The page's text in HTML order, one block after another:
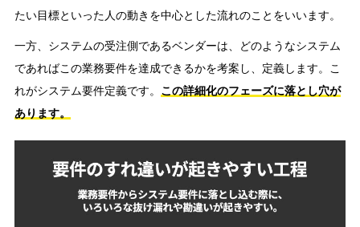
たい目標といった人の動きを中心とした流れのことをいいます。
一方、システムの受注側であるベンダーは、どのようなシステム
であればこの業務要件を達成できるかを考案し、定義します。こ
れがシステム要件定義です。 この詳細化のフェーズに落とし穴が
あります。